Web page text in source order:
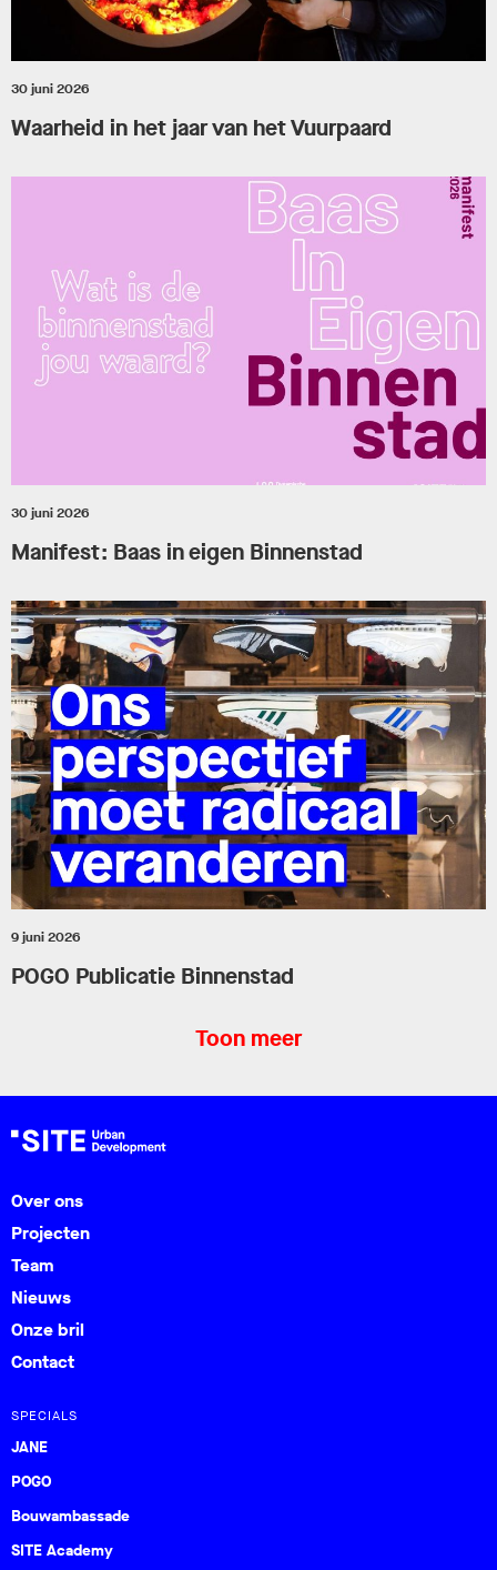
30 juni 2026
Waarheid in het jaar van het Vuurpaard
30 juni 2026
Manifest: Baas in eigen Binnenstad
9 juni 2026
POGO Publicatie Binnenstad
Toon meer
Over ons
Projecten
Team
Nieuws
Onze bril
Contact
SPECIALS
JANE
POGO
Bouwambassade
SITE Academy